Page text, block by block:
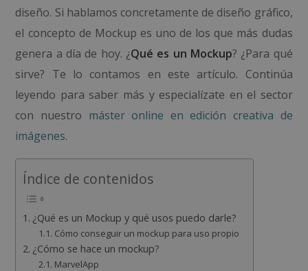
diseño. Si hablamos concretamente de diseño gráfico,
el concepto de Mockup es uno de los que más dudas
genera a día de hoy. ¿Qué es un Mockup? ¿Para qué
sirve? Te lo contamos en este artículo. Continúa
leyendo para saber más y especialízate en el sector
con nuestro máster online en edición creativa de
imágenes.
Índice de contenidos
¿Qué es un Mockup y qué usos puedo darle?
Cómo conseguir un mockup para uso propio
¿Cómo se hace un mockup?
MarvelApp